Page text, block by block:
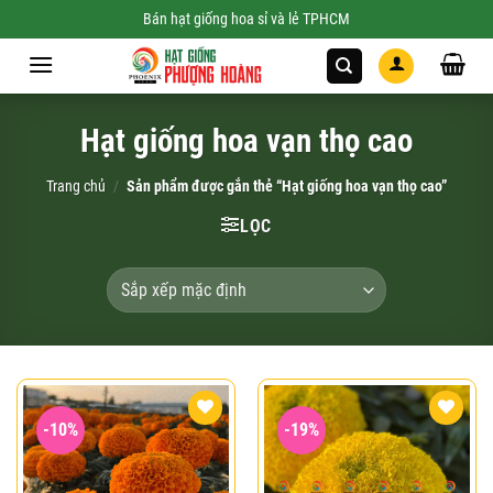
to
content
Bán hạt giống hoa sỉ và lẻ TPHCM
Hạt giống hoa vạn thọ cao
Trang chủ / Sản phẩm được gắn thẻ “Hạt giống hoa vạn thọ cao”
LỌC
-10%
Add to
-19%
Add to